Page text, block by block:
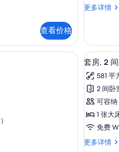
查看价格
有
更多详情
行
更
多
信
上用品、羽绒被、加厚床垫、办公桌
显
示
套
房,
2
间
卧
室
13
套房, 2
581 平
2 间卧
可容纳
1 张大
免费
更多详情
套